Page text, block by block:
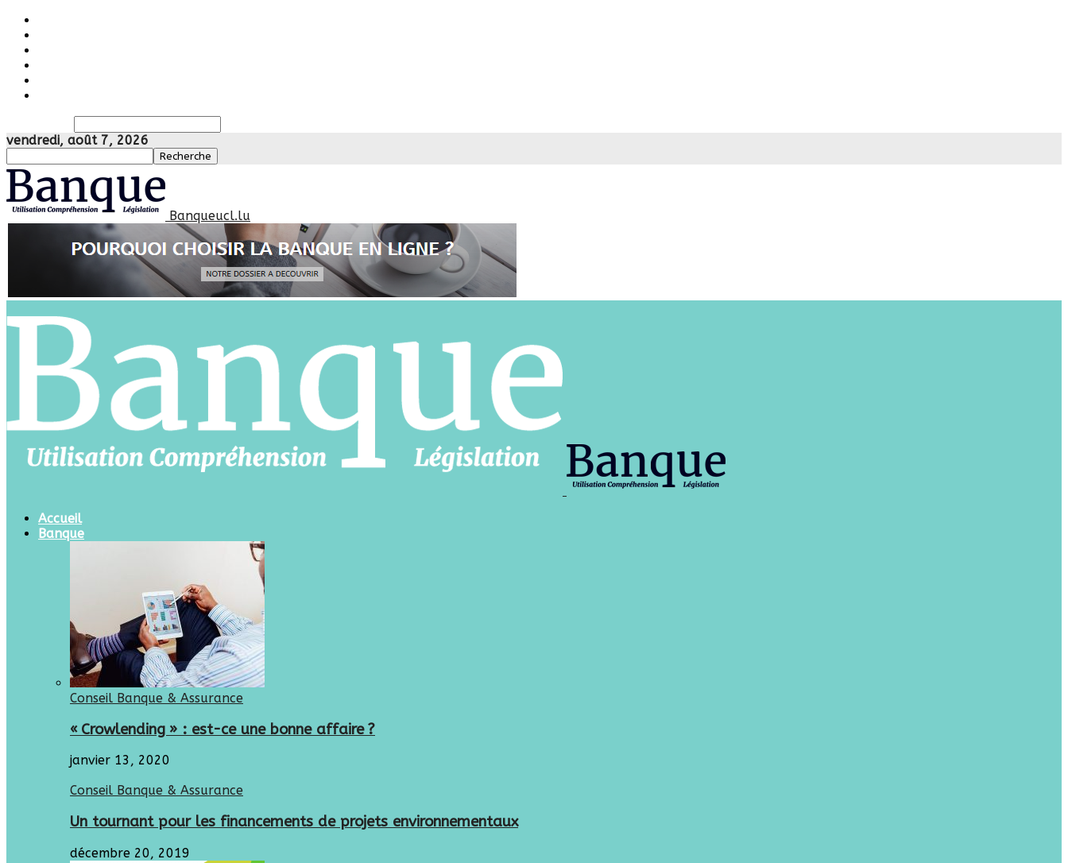
vendredi, août 7, 2026
Banqueucl.lu
Accueil
Banque
Conseil Banque & Assurance
« Crowlending » : est-ce une bonne affaire ?
janvier 13, 2020
Conseil Banque & Assurance
Un tournant pour les financements de projets environnementaux
décembre 20, 2019